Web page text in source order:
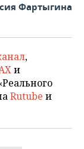
Фартыгина
,
и
Rutube и